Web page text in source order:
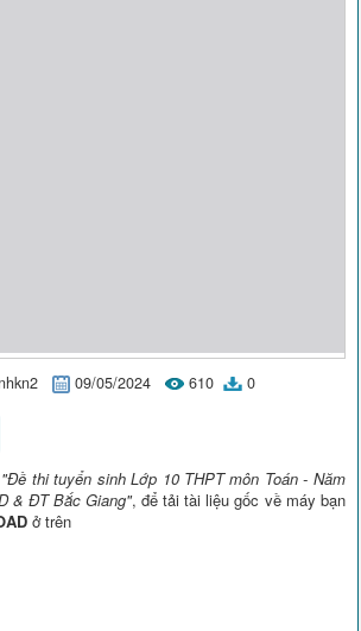
09/05/2024 610 0
"Đề thi tuyển sinh Lớp 10 THPT môn Toán - Năm
& ĐT Bắc Giang", để tải tài liệu gốc về máy bạn
ở trên